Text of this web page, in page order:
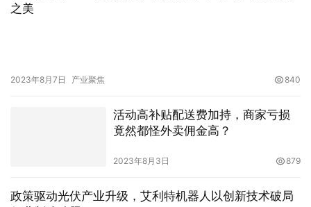
之美
2023年8月7日 产业聚焦 840
活动高补贴配送费加持，商家亏损
竟然都怪外卖佣金高？
2023年8月3日 879
政策驱动光伏产业升级，艾利特机器人以创新技术破局